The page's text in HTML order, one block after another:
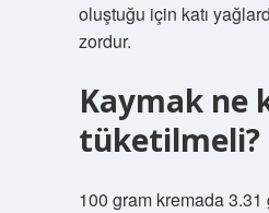
oluştuğu için katı
zordur.
Kaymak ne
tüketilmeli?
100 gram kremada 3.31